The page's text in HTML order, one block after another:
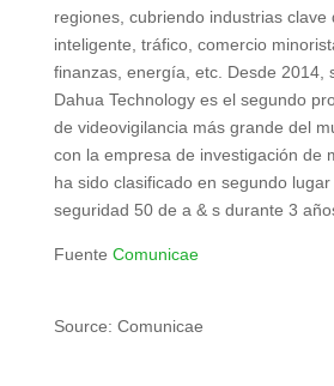
regiones, cubriendo industrias clave
inteligente, tráfico, comercio
finanzas, energía, etc. Desde 2014,
Dahua Technology es el segundo
de videovigilancia más grande del
con la empresa de investigación de
ha sido clasificado en segundo
seguridad 50 de a & s durante 3
Fuente Comunicae
Source: Comunicae